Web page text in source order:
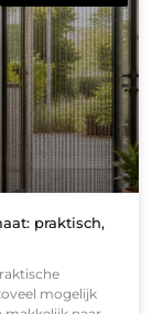
praktisch,
mogelijk